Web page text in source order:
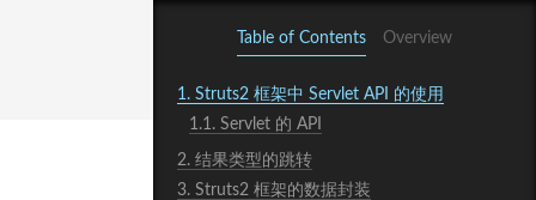
Table of Contents Overview
1. Struts2 框架中 Servlet API 的使用
1.1. Servlet 的 API
2. 结果类型的跳转
3. Struts2 框架的数据封装